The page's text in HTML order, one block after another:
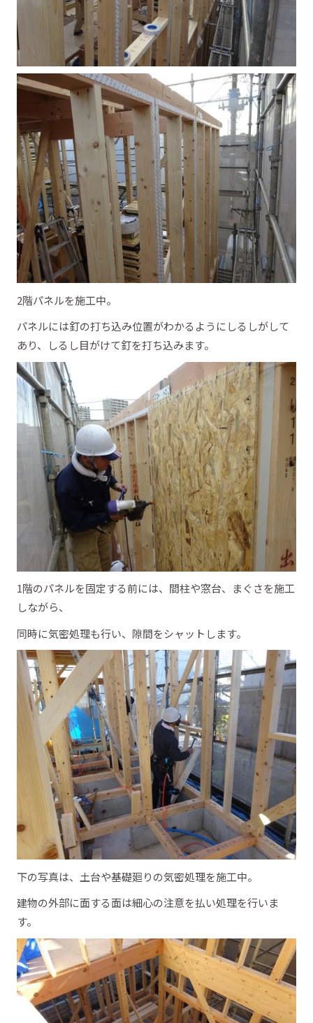
2階パネルを施工中。
パネルには釘の打ち込み位置がわかるようにしるしがして
あり、しるし目がけて釘を打ち込みます。
1階のパネルを固定する前には、間柱や窓台、まぐさを施工
しながら、
同時に気密処理も行い、隙間をシャットします。
下の写真は、土台や基礎廻りの気密処理を施工中。
建物の外部に面する面は細心の注意を払い処理を行いま
す。